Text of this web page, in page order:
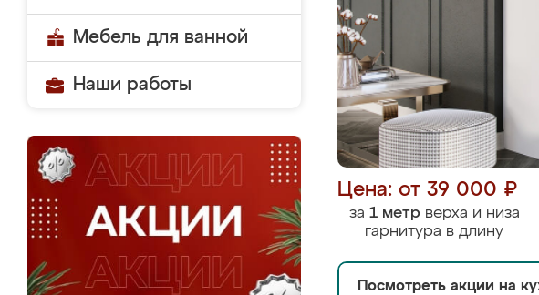
Мебель для ванной
Наши работы
Цена: от 39 000 ₽
за 1 метрверха и низа
гарнитура в длину
Посмотреть акции на